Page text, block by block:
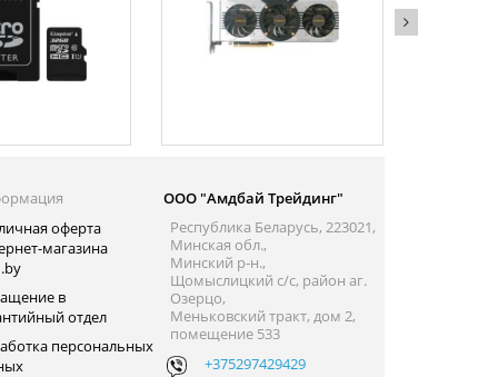
оферта
магазина
в
отдел
персональных
ООО "Амдбай Трейдинг"
Республика Беларусь, 223021,
Минская обл.,
Минский р-н.,
Щомыслицкий с/с, район аг.
Озерцо,
Меньковский тракт, дом 2,
помещение 533
+375297429429